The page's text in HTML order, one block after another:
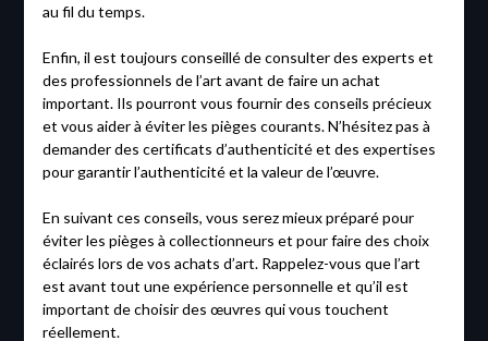
au fil du temps.
Enfin, il est toujours conseillé de consulter des experts et
des professionnels de l’art avant de faire un achat
important. Ils pourront vous fournir des conseils précieux
et vous aider à éviter les pièges courants. N’hésitez pas à
demander des certificats d’authenticité et des expertises
pour garantir l’authenticité et la valeur de l’œuvre.
En suivant ces conseils, vous serez mieux préparé pour
éviter les pièges à collectionneurs et pour faire des choix
éclairés lors de vos achats d’art. Rappelez-vous que l’art
est avant tout une expérience personnelle et qu’il est
important de choisir des œuvres qui vous touchent
réellement.